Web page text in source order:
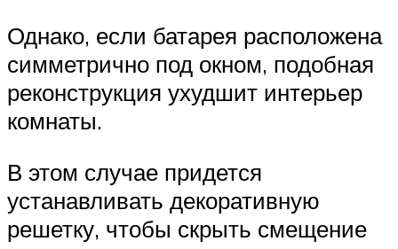
Однако, если батарея расположена
симметрично под окном, подобная
реконструкция ухудшит интерьер
комнаты.
В этом случае придется
устанавливать декоративную
решетку, чтобы скрыть смещение